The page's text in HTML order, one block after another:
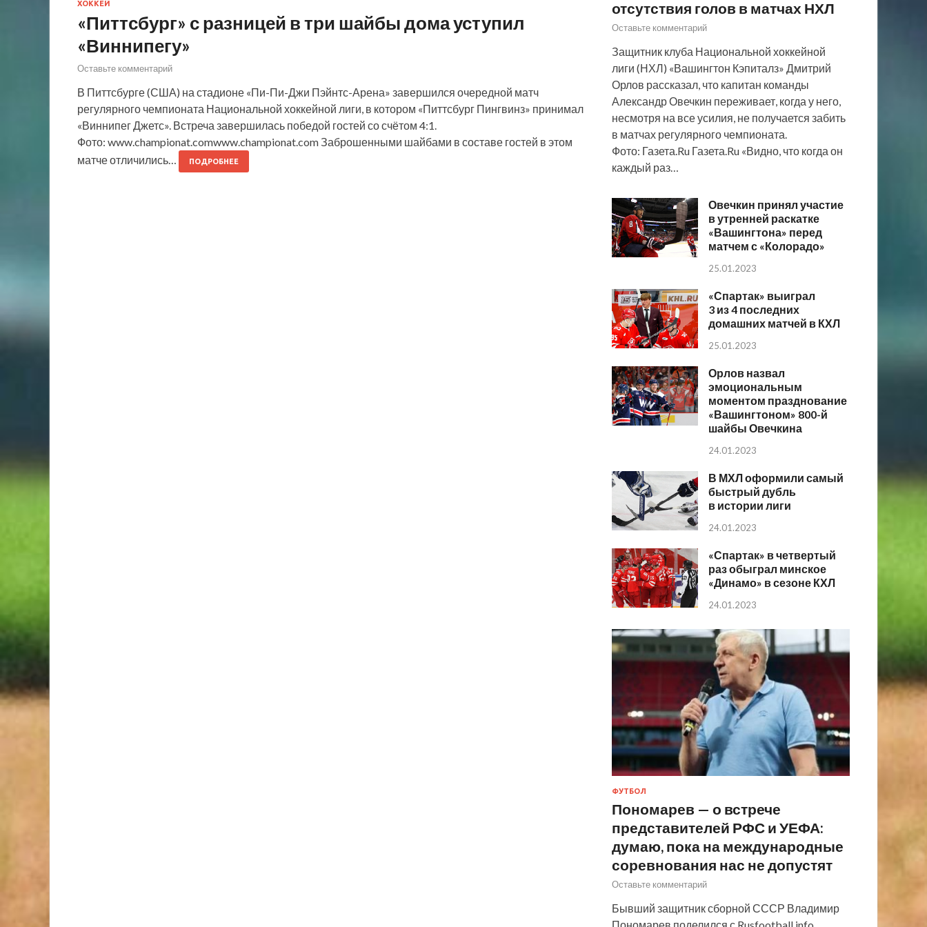
ХОККЕЙ
«Питтсбург» с разницей в три шайбы дома уступил
«Виннипегу»
Оставьте комментарий
В Питтсбурге (США) на стадионе «Пи-Пи-Джи Пэйнтс-Арена» завершился очередной матч
регулярного чемпионата Национальной хоккейной лиги, в котором «Питтсбург Пингвинз» принимал
«Виннипег Джетс». Встреча завершилась победой гостей со счётом 4:1.
Фото: www.championat.comwww.championat.com Заброшенными шайбами в составе гостей в этом
матче отличились…
ПОДРОБНЕЕ
отсутствия голов в матчах НХЛ
Оставьте комментарий
Защитник клуба Национальной хоккейной
лиги (НХЛ) «Вашингтон Кэпиталз» Дмитрий
Орлов рассказал, что капитан команды
Александр Овечкин переживает, когда у него,
несмотря на все усилия, не получается забить
в матчах регулярного чемпионата.
Фото: Газета.Ru Газета.Ru «Видно, что когда он
каждый раз…
Овечкин принял участие
в утренней раскатке
«Вашингтона» перед
матчем с «Колорадо»
25.01.2023
«Спартак» выиграл
3 из 4 последних
домашних матчей в КХЛ
25.01.2023
Орлов назвал
эмоциональным
моментом празднование
«Вашингтоном» 800-й
шайбы Овечкина
24.01.2023
В МХЛ оформили самый
быстрый дубль
в истории лиги
24.01.2023
«Спартак» в четвертый
раз обыграл минское
«Динамо» в сезоне КХЛ
24.01.2023
ФУТБОЛ
Пономарев — о встрече
представителей РФС и УЕФА:
думаю, пока на международные
соревнования нас не допустят
Оставьте комментарий
Бывший защитник сборной СССР Владимир